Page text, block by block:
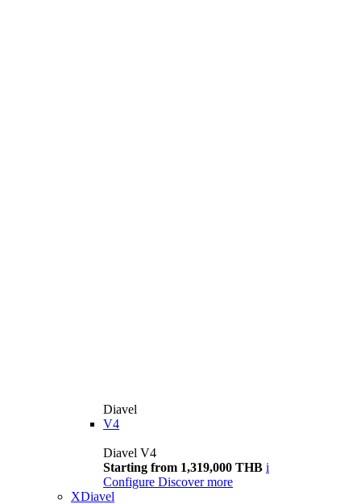
Diavel
V4
Diavel V4
Starting from 1,319,000 THB i
Configure Discover more
XDiavel